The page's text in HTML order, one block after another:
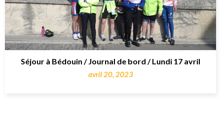
Séjour à Bédouin / Journal de bord / Lundi 17 avril
avril 20, 2023